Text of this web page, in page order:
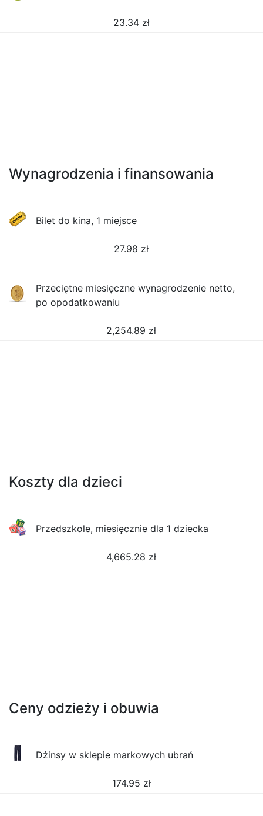
23.34 zł
Wynagrodzenia i finansowania
Bilet do kina, 1 miejsce
27.98 zł
Przeciętne miesięczne wynagrodzenie netto,
po opodatkowaniu
2,254.89 zł
Koszty dla dzieci
Przedszkole, miesięcznie dla 1 dziecka
4,665.28 zł
Ceny odzieży i obuwia
Dżinsy w sklepie markowych ubrań
174.95 zł